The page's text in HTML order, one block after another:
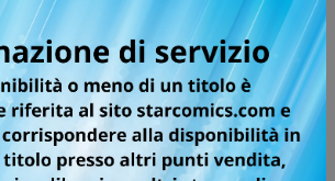
MORTE NON
PSICOLOGICO COME
MAI VISTI!